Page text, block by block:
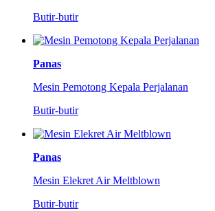
Butir-butir
Panas
Mesin Pemotong Kepala Perjalanan
Butir-butir
Panas
Mesin Elekret Air Meltblown
Butir-butir